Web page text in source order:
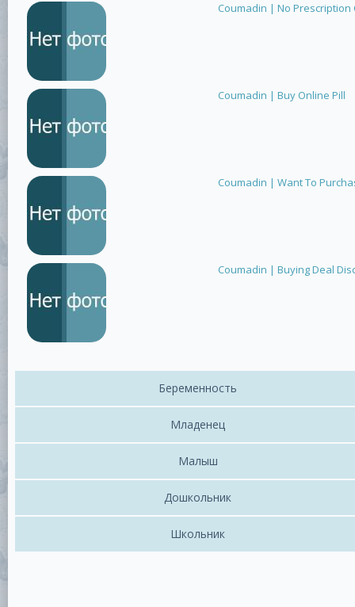
Coumadin | No Prescription
Coumadin | Buy Online Pill
Coumadin | Want To
Coumadin | Buying Deal
Беременность
Младенец
Малыш
Дошкольник
Школьник